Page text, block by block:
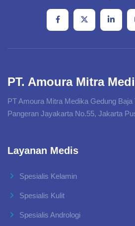
PT. Amoura Mitra
PT Amoura Mitra Medika Gedung Baja
Pangeran Jayakarta No.55, Jakarta
Layanan Medis
Spesialis Kelamin
Spesialis Kulit
Spesialis Andrologi